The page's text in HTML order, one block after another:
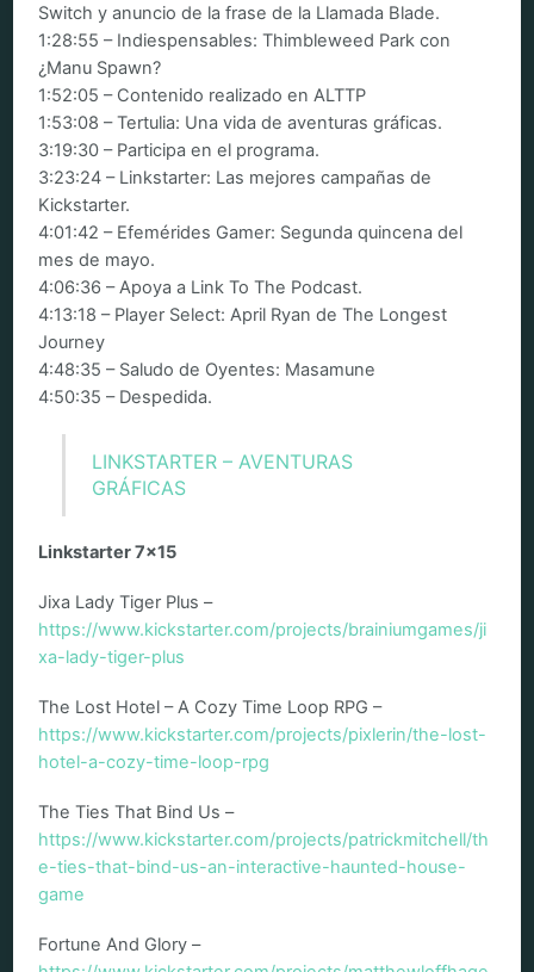
Switch y anuncio de la frase de la Llamada Blade.
1:28:55 – Indiespensables: Thimbleweed Park con
¿Manu Spawn?
1:52:05 – Contenido realizado en ALTTP
1:53:08 – Tertulia: Una vida de aventuras gráficas.
3:19:30 – Participa en el programa.
3:23:24 – Linkstarter: Las mejores campañas de
Kickstarter.
4:01:42 – Efemérides Gamer: Segunda quincena del
mes de mayo.
4:06:36 – Apoya a Link To The Podcast.
4:13:18 – Player Select: April Ryan de The Longest
Journey
4:48:35 – Saludo de Oyentes: Masamune
4:50:35 – Despedida.
LINKSTARTER – AVENTURAS
GRÁFICAS
Linkstarter 7×15
Jixa Lady Tiger Plus –
https://www.kickstarter.com/projects/brainiumgames/ji
xa-lady-tiger-plus
The Lost Hotel – A Cozy Time Loop RPG –
https://www.kickstarter.com/projects/pixlerin/the-lost-
hotel-a-cozy-time-loop-rpg
The Ties That Bind Us –
https://www.kickstarter.com/projects/patrickmitchell/th
e-ties-that-bind-us-an-interactive-haunted-house-
game
Fortune And Glory –